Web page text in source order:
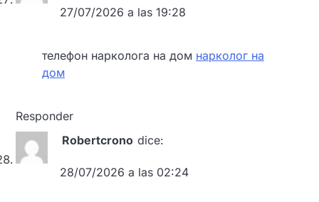
27/07/2026 a las 19:28
телефон нарколога на дом нарколог на
дом
Responder
Robertcrono dice:
28/07/2026 a las 02:24